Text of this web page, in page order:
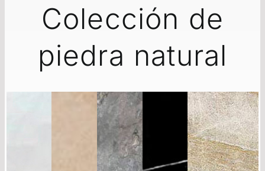
Colección de
piedra natural